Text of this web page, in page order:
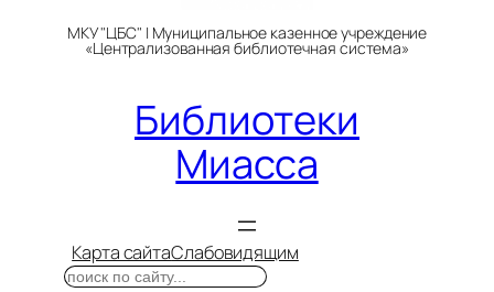
МКУ "ЦБС" | Муниципальное казенное учреждение
«Централизованная библиотечная система»
Библиотеки
Миасса
Карта сайтаСлабовидящим
Поиск